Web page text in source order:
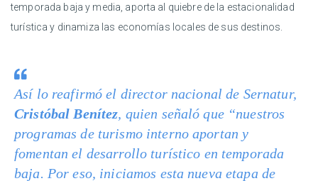
temporada baja y media, aporta al quiebre de la estacionalidad
turística y dinamiza las economías locales de sus destinos.
Así lo reafirmó el director nacional de Sernatur,
Cristóbal Benítez, quien señaló que “nuestros
programas de turismo interno aportan y
fomentan el desarrollo turístico en temporada
baja. Por eso, iniciamos esta nueva etapa de